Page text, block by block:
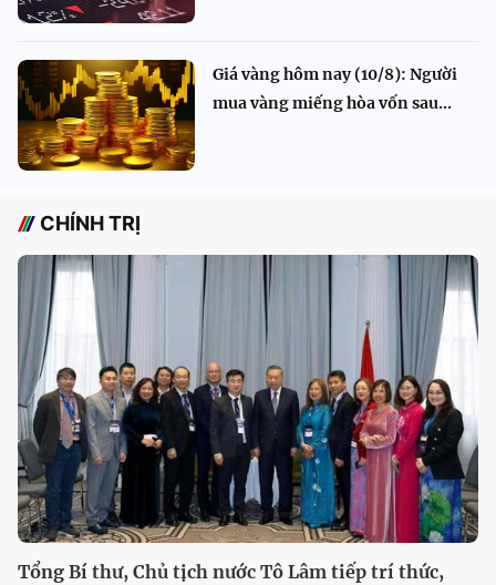
Giá vàng hôm nay (10/8): Người
mua vàng miếng hòa vốn sau...
CHÍNH TRỊ
Tổng Bí thư, Chủ tịch nước Tô Lâm tiếp trí thức,